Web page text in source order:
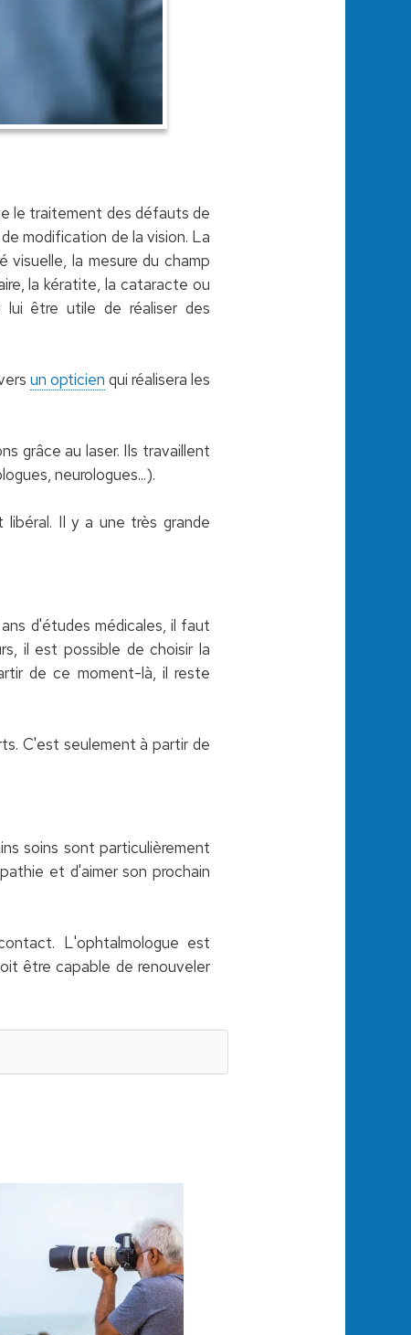
le traitement des défauts de
modification de la vision. La
la mesure du champ
la kératite, la cataracte ou
être utile de réaliser des
un opticien qui réalisera les
grâce au laser. Ils travaillent
neurologues...).
Il y a une très grande
d'études médicales, il faut
il est possible de choisir la
de ce moment-là, il reste
C'est seulement à partir de
soins sont particulièrement
et d'aimer son prochain
L'ophtalmologue est
être capable de renouveler